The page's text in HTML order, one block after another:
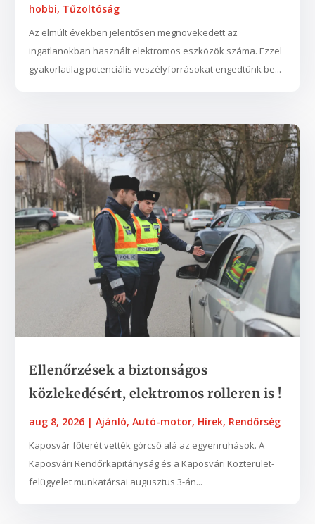
hobbi, Tűzoltóság
Az elmúlt években jelentősen megnövekedett az
ingatlanokban használt elektromos eszközök száma. Ezzel
gyakorlatilag potenciális veszélyforrásokat engedtünk be...
Ellenőrzések a biztonságos
közlekedésért, elektromos rolleren is !
aug 8, 2026 |Ajánló,Autó-motor, Hírek, Rendőrség
Kaposvár főterét vették górcső alá az egyenruhások. A
Kaposvári Rendőrkapitányság és a Kaposvári Közterület-
felügyelet munkatársai augusztus 3-án...